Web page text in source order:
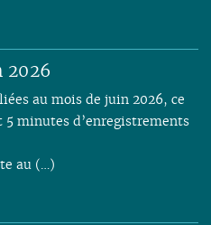
2026
au mois de juin 2026, ce
5 minutes d’enregistrements
au (…)